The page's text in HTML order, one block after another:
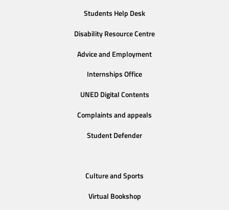
Students Help Desk
Disability Resource Centre
Advice and Employment
Internships Office
UNED Digital Contents
Complaints and appeals
Student Defender
Culture and Sports
Virtual Bookshop